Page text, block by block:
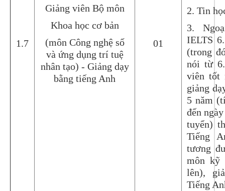
1.7
Giảng viên Bộ môn
Khoa học cơ bản
(môn Công nghệ số
và ứng dụng trí tuệ
nhân tạo) - Giảng dạy
bằng tiếng Anh
01
2. Tin
3.
IELTS
(trong
nói từ
viên tốt
giảng
5 năm
đến
tuyển)
Tiếng
tương
môn kỹ
lên),
Tiếng